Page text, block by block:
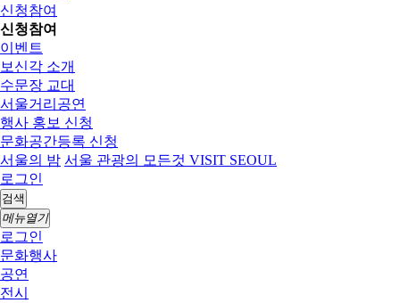
신청참여
신청참여
이벤트
보신각 소개
수문장 교대
서울거리공연
행사 홍보 신청
문화공간등록 신청
서울의 밤 서울 관광의 모든것 VISIT SEOUL
로그인
검색
메뉴열기
로그인
문화행사
공연
전시